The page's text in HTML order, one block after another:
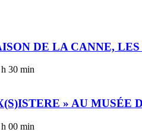
DE LA CANNE,
h 30 min
» AU MUSÉE
00 min